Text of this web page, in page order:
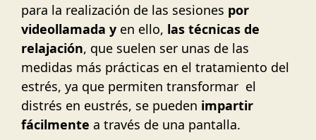
para la realización de las sesiones por
videollamada y en ello, las técnicas de
relajación, que suelen ser unas de las
medidas más prácticas en el tratamiento del
estrés, ya que permiten transformar el
distrés en eustrés, se pueden impartir
fácilmente a través de una pantalla.